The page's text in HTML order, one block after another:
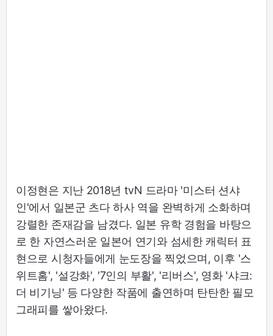
이정현은 지난 2018년 tvN 드라마 '미스터 션샤
인'에서 일본군 츠다 하사 역을 완벽하게 소화하며
강렬한 존재감을 남겼다. 일본 유학 경험을 바탕으
로 한 자연스러운 일본어 연기와 섬세한 캐릭터 표
현으로 시청자들에게 눈도장을 찍었으며, 이후 '스
위트홈', '설강화', '7인의 부활', '리버스', 영화 '샤크:
더 비기닝' 등 다양한 작품에 출연하며 탄탄한 필모
그래피를 쌓아왔다.